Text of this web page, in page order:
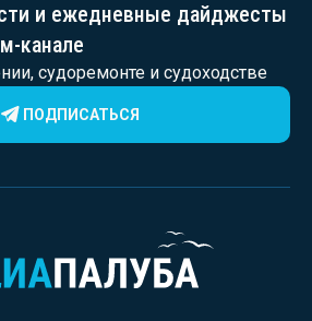
и ежедневные дайджесты
канале
судоремонте и судоходстве
ПОДПИСАТЬСЯ